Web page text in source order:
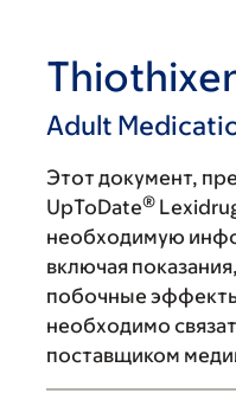
Adult
Этот документ,
UpToDate®
необходимую
включая
побочные
необходимо
поставщиком